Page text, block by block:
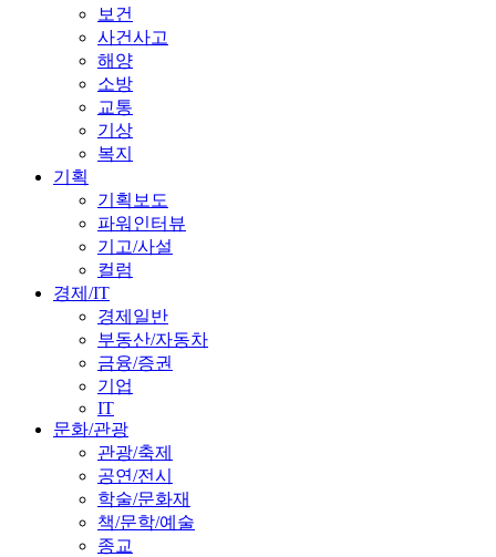
보건
사건사고
해양
소방
교통
기상
복지
기획
기획보도
파워인터뷰
기고/사설
컬럼
경제/IT
경제일반
부동산/자동차
금융/증권
기업
IT
문화/관광
관광/축제
공연/전시
학술/문화재
책/문학/예술
종교